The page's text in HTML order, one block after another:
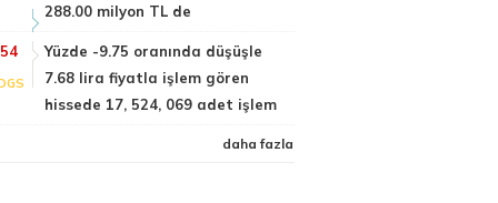
288.00 milyon TL de
Yüzde -9.75 oranında düşüşle
7.68 lira fiyatla işlem gören
hissede 17, 524, 069 adet işlem
daha fazla